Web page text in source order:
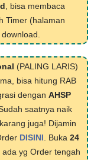
, bisa membaca
Timer (halaman
(PALING LARIS)
bisa hitung RAB
dengan AHSP
saatnya naik
juga! Dijamin
DISINI . Buka 24
yg Order tengah